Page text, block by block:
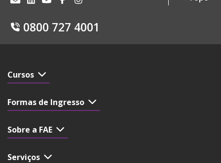
0800 727 4001
Cursos
Formas de Ingresso
Sobre a FAE
Serviços